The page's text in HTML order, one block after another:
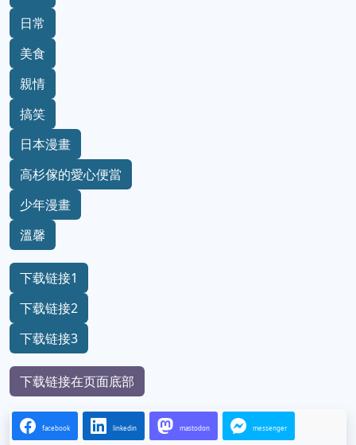
日常
美食
親情
搞笑
日本漫畫
高杉傢的愛心便當
少年漫畫
溫馨
下载链接1
下载链接2
下载链接3
下载链接在页面底部
facebook linkedin mastodon messenger